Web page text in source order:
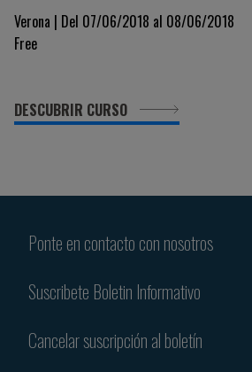
Verona | Del 07/06/2018 al 08/06/2018
Free
DESCUBRIR CURSO
Ponte en contacto con nosotros
Suscribete Boletin Informativo
Cancelar suscripción al boletín